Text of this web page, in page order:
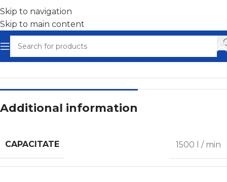
Skip to navigation
Skip to main content
Home/Compresoare cu șurub
Additional information
CAPACITATE 1500 l / min